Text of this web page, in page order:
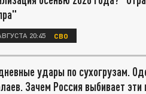
20:45 СВО
удары по сухогрузам.
Зачем Россия выбивает эти